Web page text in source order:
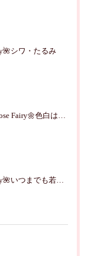
シワ・たるみ
那須塩原市エステRoseFairy🌺いつまでも若々しく綺麗に💝